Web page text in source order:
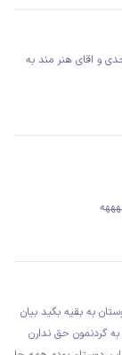
و اقای هنر مند به
به بقيه بگيد بيان
به گردنمون حق ندارن